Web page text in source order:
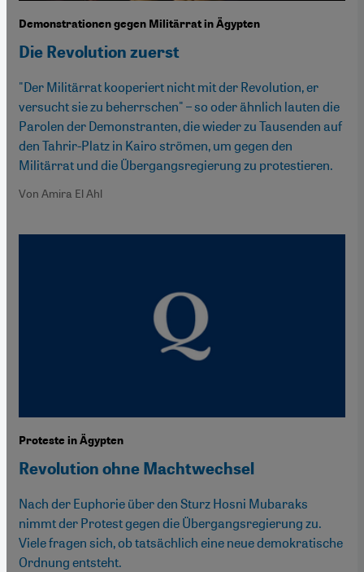
Demonstrationen gegen Militärrat in Ägypten
Die Revolution zuerst
"Der Militärrat kooperiert nicht mit der Revolution, er
versucht sie zu beherrschen" – so oder ähnlich lauten die
Parolen der Demonstranten, die wieder zu Tausenden auf
den Tahrir-Platz in Kairo strömen, um gegen den
Militärrat und die Übergangsregierung zu protestieren.
Von Amira El Ahl
Proteste in Ägypten
Revolution ohne Machtwechsel
Nach der Euphorie über den Sturz Hosni Mubaraks
nimmt der Protest gegen die Übergangsregierung zu.
Viele fragen sich, ob tatsächlich eine neue demokratische
Ordnung entsteht.